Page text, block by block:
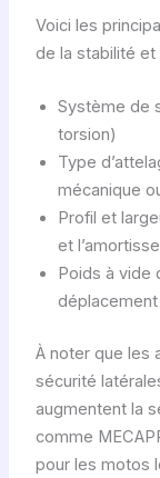
Voici les
de la stabilité et
Système de
torsion)
Type
mécanique
Profil et
et
Poids à vide
déplacement
À noter que les
sécurité
augmentent la
comme
pour les motos